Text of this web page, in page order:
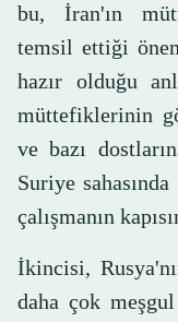
bu, İran'ın
temsil ettiği
hazır olduğu
müttefiklerinin
ve bazı
Suriye
çalışmanın
İkincisi,
daha çok